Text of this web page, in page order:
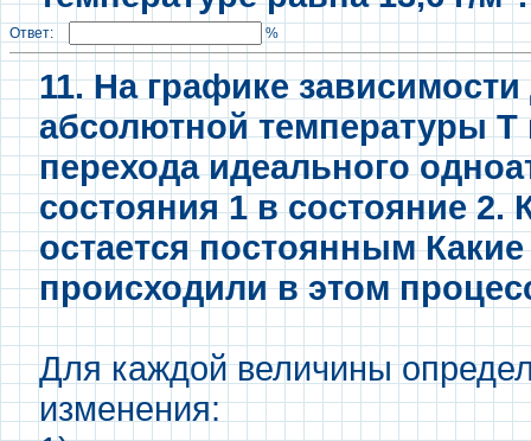
Ответ: %
11. На графике
абсолютной температуры Т
перехода идеального
состояния 1 в состояние 2.
остается постоянным
происходили в этом
Для каждой величины
изменения: